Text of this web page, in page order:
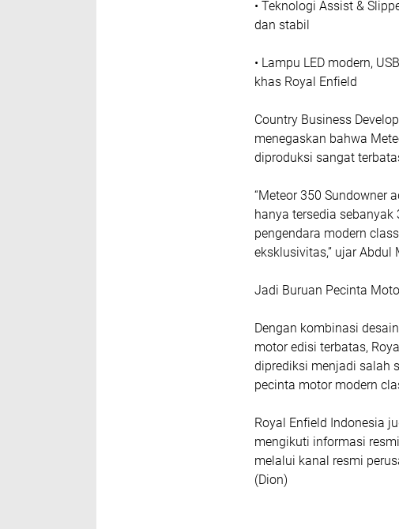
• Teknologi Assist &
dan stabil
• Lampu LED modern,
khas Royal Enfield
Country Business
menegaskan bahwa
diproduksi sangat
“Meteor 350 Sundowner
hanya tersedia
pengendara modern
eksklusivitas,” ujar Abdul
Jadi Buruan Pecinta
Dengan kombinasi
motor edisi terbatas,
diprediksi menjadi salah
pecinta motor modern
Royal Enfield Indonesia
mengikuti informasi
melalui kanal resmi
(Dion)